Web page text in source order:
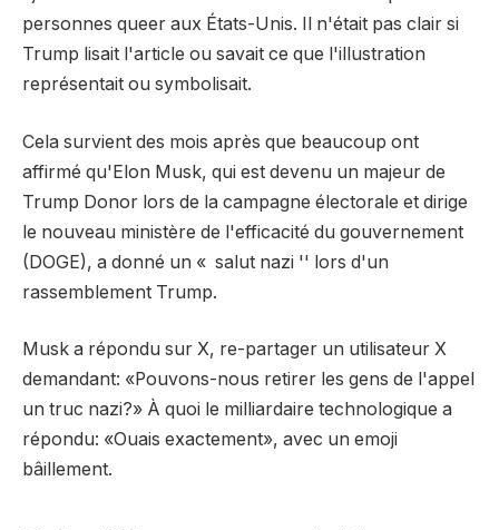
personnes queer aux États-Unis. Il n'était pas clair si
Trump lisait l'article ou savait ce que l'illustration
représentait ou symbolisait.
Cela survient des mois après que beaucoup ont
affirmé qu'Elon Musk, qui est devenu un majeur de
Trump Donor lors de la campagne électorale et dirige
le nouveau ministère de l'efficacité du gouvernement
(DOGE), a donné un « salut nazi '' lors d'un
rassemblement Trump.
Musk a répondu sur X, re-partager un utilisateur X
demandant: «Pouvons-nous retirer les gens de l'appel
un truc nazi?» À quoi le milliardaire technologique a
répondu: «Ouais exactement», avec un emoji
bâillement.